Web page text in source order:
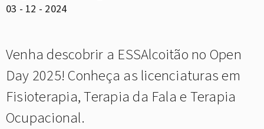
03 - 12 - 2024
Venha descobrir a ESSAlcoitão no Open
Day 2025! Conheça as licenciaturas em
Fisioterapia, Terapia da Fala e Terapia
Ocupacional.